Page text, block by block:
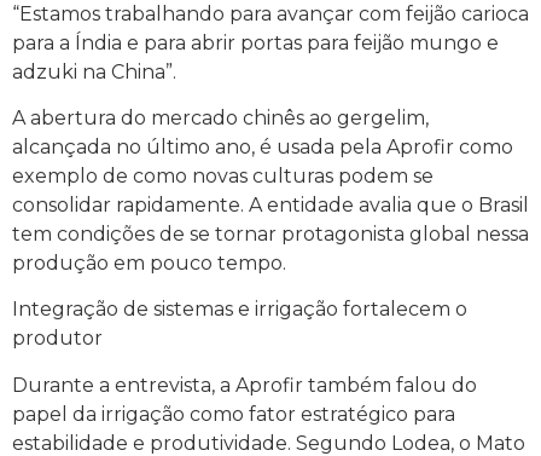
“Estamos trabalhando para avançar com feijão carioca
para a Índia e para abrir portas para feijão mungo e
adzuki na China”.
A abertura do mercado chinês ao gergelim,
alcançada no último ano, é usada pela Aprofir como
exemplo de como novas culturas podem se
consolidar rapidamente. A entidade avalia que o Brasil
tem condições de se tornar protagonista global nessa
produção em pouco tempo.
Integração de sistemas e irrigação fortalecem o
produtor
Durante a entrevista, a Aprofir também falou do
papel da irrigação como fator estratégico para
estabilidade e produtividade. Segundo Lodea, o Mato